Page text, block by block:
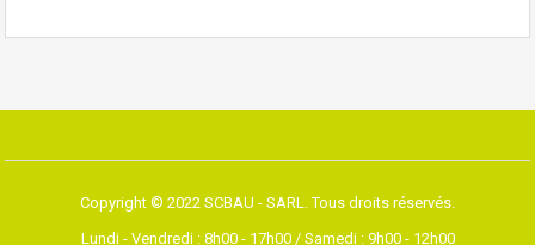
Copyright © 2022 SCBAU - SARL. Tous droits réservés.
Lundi - Vendredi : 8h00 - 17h00 / Samedi : 9h00 - 12h00